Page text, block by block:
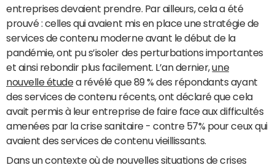
entreprises devaient prendre. Par ailleurs, cela a été
prouvé : celles qui avaient mis en place une stratégie de
services de contenu moderne avant le début de la
pandémie, ont pu s’isoler des perturbations importantes
et ainsi rebondir plus facilement. L’an dernier,une
nouvelle étudea révélé que 89 % des répondants ayant
des services de contenu récents, ont déclaré que cela
avait permis à leur entreprise de faire face aux difficultés
amenées par la crise sanitaire - contre 57% pour ceux qui
avaient des services de contenu vieillissants.
Dans un contexte où de nouvelles situations de crises